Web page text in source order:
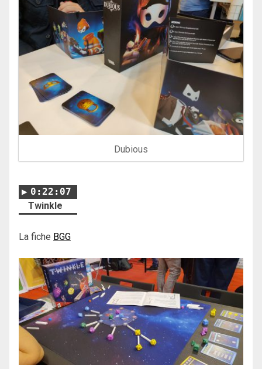
Dubious
0:22:07
Twinkle
La fiche BGG